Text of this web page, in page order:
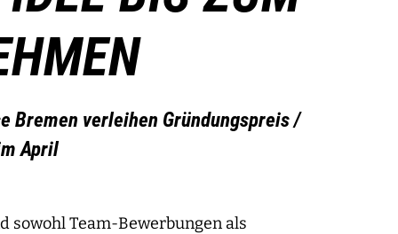
Bremen verleihen Gründungspreis /
April
sowohl Team-Bewerbungen als